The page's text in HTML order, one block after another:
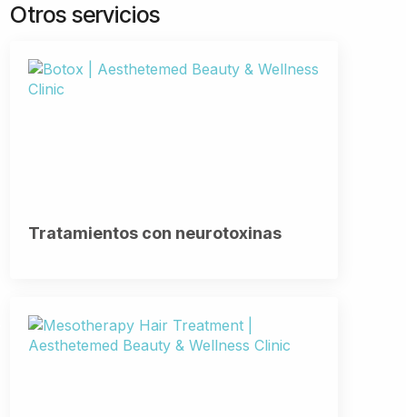
Otros servicios
Tratamientos con neurotoxinas